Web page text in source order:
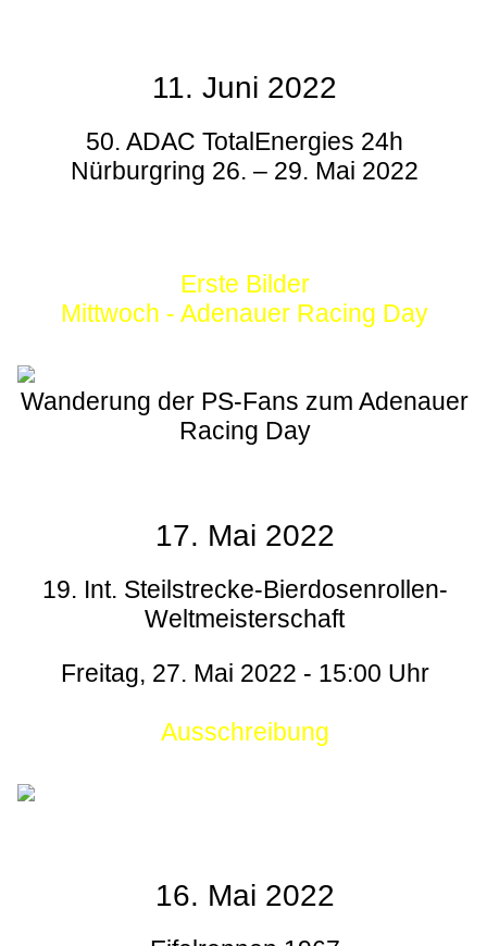
11. Juni 2022
50. ADAC TotalEnergies 24h
Nürburgring 26. – 29. Mai 2022
Erste Bilder
Mittwoch - Adenauer Racing Day
Wanderung der PS-Fans zum Adenauer
Racing Day
17. Mai 2022
19. Int. Steilstrecke-Bierdosenrollen-
Weltmeisterschaft
Freitag, 27. Mai 2022 - 15:00 Uhr
Ausschreibung
16. Mai 2022